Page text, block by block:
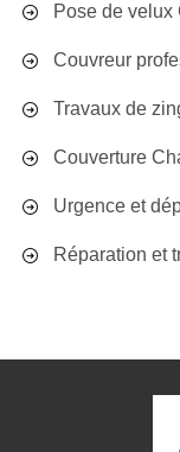
Pose de velux
Couvreur
Travaux de
Couverture
Urgence et
Réparation et